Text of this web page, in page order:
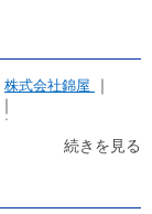
株式会社錦屋
仙台広瀬通店
株式会社仙都会舘
続きを見る